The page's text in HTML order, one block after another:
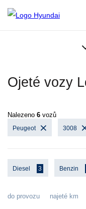
Ojeté vozy
Nalezeno 6 vozů
Peugeot 3008
Diesel 3 Benzin
do provozu najeté km